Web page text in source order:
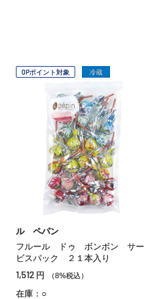
OPポイント対象 冷蔵
ル ペパン
フルール ドゥ ボンボン サー
ビスパック ２１本入り
1,512 円 （8%税込）
在庫：○